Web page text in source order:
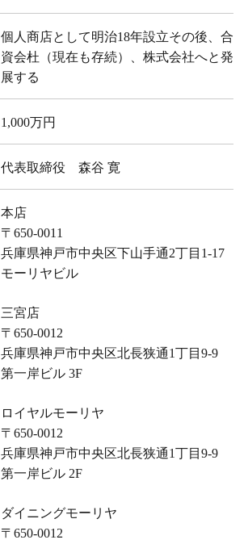
個人商店として明治18年設立その後、合
資会杜（現在も存続）、株式会社へと発
展する
1,000万円
代表取締役 森谷 寛
本店
〒650-0011
兵庫県神戸市中央区下山手通2丁目1-17
モーリヤビル
三宮店
〒650-0012
兵庫県神戸市中央区北長狭通1丁目9-9
第一岸ビル 3F
ロイヤルモーリヤ
〒650-0012
兵庫県神戸市中央区北長狭通1丁目9-9
第一岸ビル 2F
ダイニングモーリヤ
〒650-0012